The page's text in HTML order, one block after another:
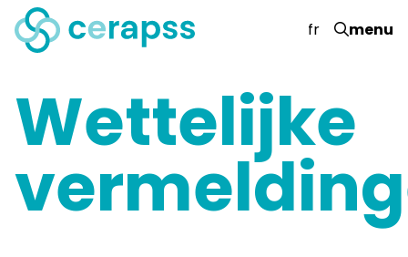
fr menu
Wettelijke